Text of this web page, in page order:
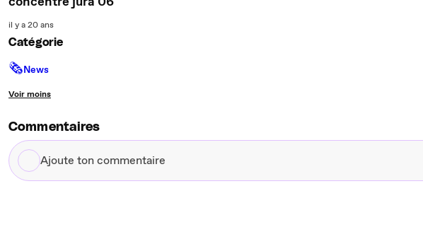
il y a 20 ans
Catégorie
🗞News
Voir moins
Commentaires
Ajoute
ton